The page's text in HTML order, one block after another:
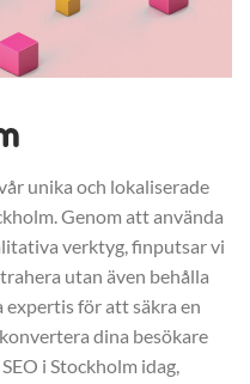
unika och lokaliserade
Genom att använda
verktyg, finputsar vi
utan även behålla
expertis för att säkra en
dina besökare
i Stockholm idag,